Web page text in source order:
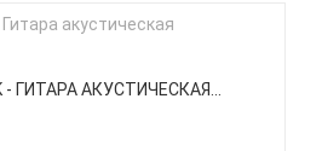
- ГИТАРА АКУСТИЧЕСКАЯ...